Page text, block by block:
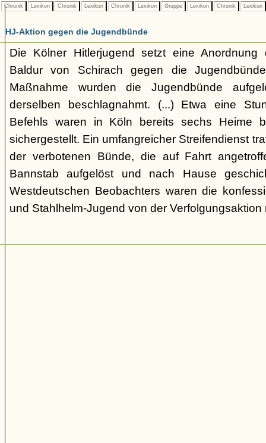
Chronik Lexikon Chronik Lexikon Chronik Lexikon Gruppe Lexikon Chronik Lexikon
HJ-Aktion gegen die Jugendbünde
Die Kölner Hitlerjugend setzt eine Anordnung
Baldur von Schirach gegen die
Maßnahme wurden die Jugendbünde
derselben beschlagnahmt. (...) Etwa eine
Befehls waren in Köln bereits sechs Heime
sichergestellt. Ein umfangreicher Streifendienst
der verbotenen Bünde, die auf Fahrt
Bannstab aufgelöst und nach Hause
Westdeutschen Beobachters waren die
und Stahlhelm-Jugend von der Verfolgungsaktion